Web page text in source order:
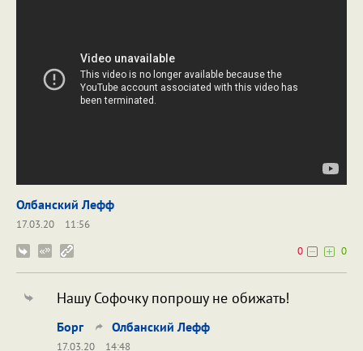
Олбанский Лефф
17.03.20
11:56
0
0
Нашу Софочку попрошу не обижать!
Борг Олбанский Лефф
17.03.20 14:48